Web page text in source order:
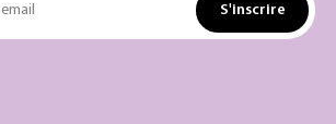
S'inscrire